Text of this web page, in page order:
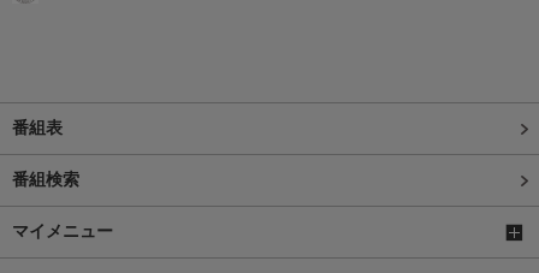
番組表
番組検索
マイメニュー